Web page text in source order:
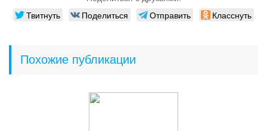
Твитнуть Поделиться Отправить Класснуть
Похожие публикации